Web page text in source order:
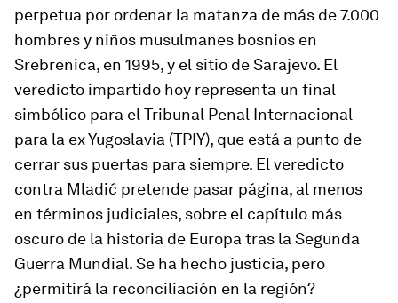
perpetua por ordenar la matanza de más de 7.000
hombres y niños musulmanes bosnios en
Srebrenica, en 1995, y el sitio de Sarajevo. El
veredicto impartido hoy representa un final
simbólico para el Tribunal Penal Internacional
para la ex Yugoslavia (TPIY), que está a punto de
cerrar sus puertas para siempre. El veredicto
contra Mladić pretende pasar página, al menos
en términos judiciales, sobre el capítulo más
oscuro de la historia de Europa tras la Segunda
Guerra Mundial. Se ha hecho justicia, pero
¿permitirá la reconciliación en la región?